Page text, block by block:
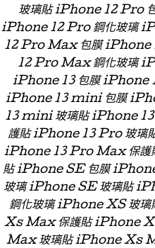
玻璃貼 iPhone 12 Pro
iPhone 12 Pro 鋼化玻璃
12 Pro Max 包膜 iPhone
12 Pro Max 鋼化玻璃
iPhone 13 包膜 iPhone
iPhone 13 mini 包膜
13 mini 玻璃貼 iPhone
護貼 iPhone 13 Pro 玻
iPhone 13 Pro Max 保護
貼 iPhone SE 包膜
玻璃 iPhone SE 玻璃貼
鋼化玻璃 iPhone XS 玻
Xs Max 保護貼 iPhone
Max 玻璃貼 iPhone Xs